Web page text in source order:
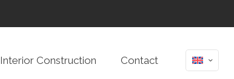
Interior Construction Contact